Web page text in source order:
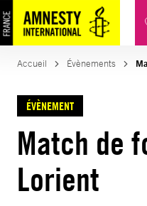
Accueil Évènements
ÉVÈNEMENT
Match de
Lorient